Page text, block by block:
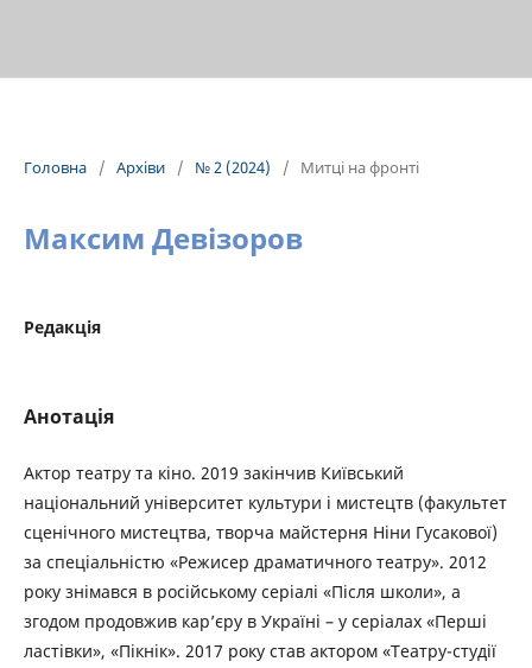
Головна / Архіви / № 2 (2024) / Митці на фронті
Максим Девізоров
Редакція
Анотація
Актор театру та кіно. 2019 закінчив Київський
національний університет культури і мистецтв (факультет
сценічного мистецтва, творча майстерня Ніни Гусакової)
за спеціальністю «Режисер драматичного театру». 2012
року знімався в російському серіалі «Після школи», а
згодом продовжив кар’єру в Україні – у серіалах «Перші
ластівки», «Пікнік». 2017 року став актором «Театру-студії